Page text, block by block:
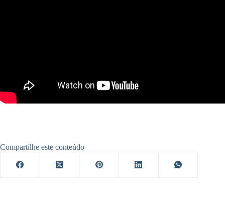
Compartilhe este conteúdo